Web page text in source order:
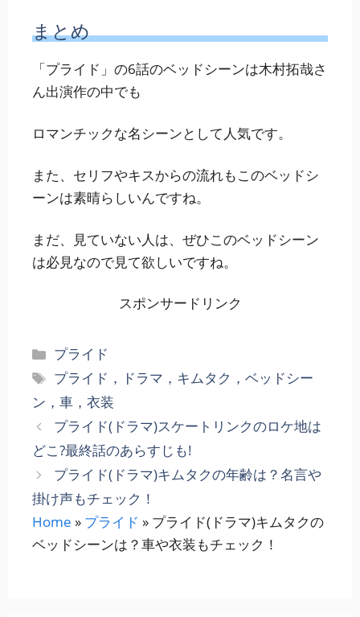
まとめ
「プライド」の6話のベッドシーンは木村拓哉さ
ん出演作の中でも
ロマンチックな名シーンとして人気です。
また、セリフやキスからの流れもこのベッドシ
ーンは素晴らしいんですね。
まだ、見ていない人は、ぜひこのベッドシーン
は必見なので見て欲しいですね。
スポンサードリンク
カ
テ
ゴ
リ
ー
プライド
タ
グ
プライド，ドラマ，キムタク，ベッドシー
ン，車，衣装
プライド(ドラマ)スケートリンクのロケ地は
どこ?最終話のあらすじも!
プライド(ドラマ)キムタクの年齢は？名言や
掛け声もチェック！
Home » プライド » プライド(ドラマ)キムタクの
ベッドシーンは？車や衣装もチェック！